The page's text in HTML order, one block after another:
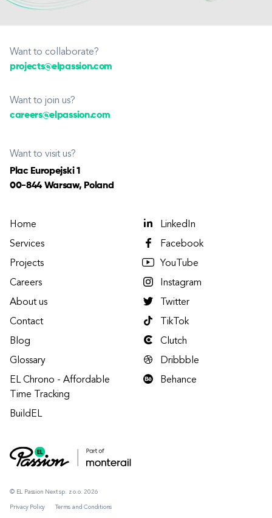
Want to collaborate?
projects@elpassion.com
Want to join us?
careers@elpassion.com
Want to visit us?
Plac Europejski 1
00-844 Warsaw, Poland
© EL Passion Next sp. z o.o. 2026
Privacy Policy Terms and Conditions
Home
Services
Projects
Careers
About us
Contact
Blog
Glossary
EL Chrono - Affordable
Time Tracking
BuildEL
LinkedIn
Facebook
YouTube
Instagram
Twitter
TikTok
Clutch
Dribbble
Behance